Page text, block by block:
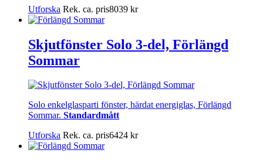
Utforska Rek. ca. pris8039 kr
Skjutfönster Solo 3-del, Förlängd
Sommar
Solo enkelglasparti fönster, härdat energiglas, Förlängd
Sommar. Standardmått
Utforska Rek. ca. pris6424 kr